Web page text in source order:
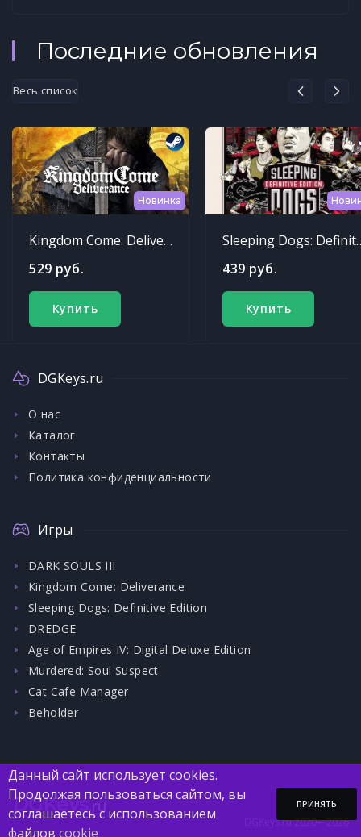
Последние обновления
Весь список
Новинка
Kingdom Come: Deliverance
529 руб.
Купить
Sleeping
439 руб.
Купить
DGKeys.ru
О нас
Каталог
Контакты
Политика конфиденциальности
Игры
DARK SOULS III
Kingdom Come: Deliverance
Sleeping Dogs: Definitive Edition
DREDGE
Age of Empires IV: Digital Deluxe Edition
Murdered: Soul Suspect
Cat Cafe Manager
Beholder
DGKeys.ru
DGKeys.ru 2020—2026
Данный сайт использует cookies.
Продолжая пользоваться сайтом, вы
соглашаетесь с использованием
файлов cookie
ПРИНЯТЬ